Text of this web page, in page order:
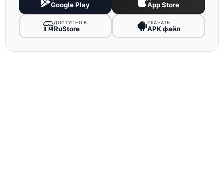
Google Play App Store
ДОСТУПНО В
RuStore
СКАЧАТЬ
APK файл